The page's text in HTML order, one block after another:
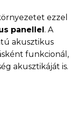
ezzel
panellel. A
akusztikus
funkcionál,
akusztikáját is.